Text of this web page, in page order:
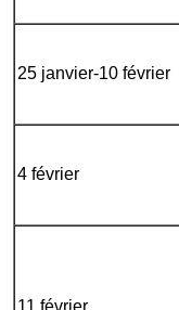
25 janvier-10 février
4 février
11 février